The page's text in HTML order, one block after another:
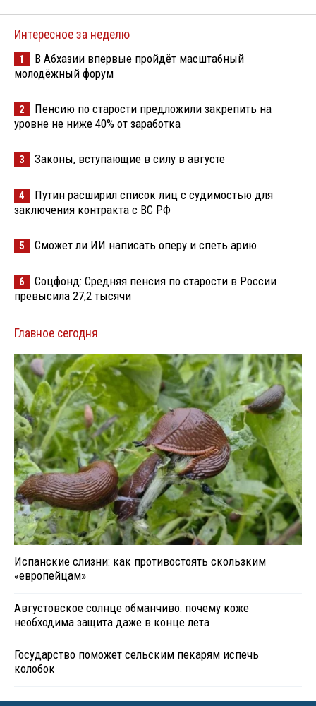
Интересное за неделю
1
В Абхазии впервые пройдёт масштабный
молодёжный форум
2
Пенсию по старости предложили закрепить на
уровне не ниже 40% от заработка
3 Законы, вступающие в силу в августе
4
Путин расширил список лиц с судимостью для
заключения контракта с ВС РФ
5 Сможет ли ИИ написать оперу и спеть арию
6
Соцфонд: Средняя пенсия по старости в России
превысила 27,2 тысячи
Главное сегодня
Испанские слизни: как противостоять скользким
«европейцам»
Августовское солнце обманчиво: почему коже
необходима защита даже в конце лета
Государство поможет сельским пекарям испечь
колобок